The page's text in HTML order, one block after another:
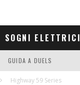
SOGNI ELETTRICI
GUIDA A DUELS
CONTRIBUTORS
Highway 59 Series